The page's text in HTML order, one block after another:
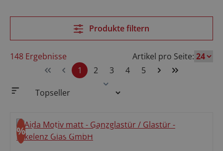
Produkte filtern
148 Ergebnisse
Artikel pro Seite:
Seite
1 Seite
2 Seite
3 Seite
4 Seite
5
Rabatt
%ohne ExpressAktion